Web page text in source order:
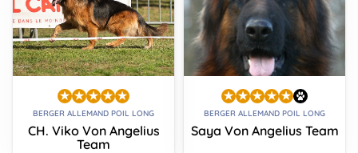
BERGER ALLEMAND POIL LONG
CH. Viko Von Angelius
Team
BERGER ALLEMAND POIL LONG
Saya Von Angelius Team